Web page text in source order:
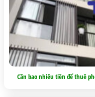
Cần bao nhiêu tiền để thuê